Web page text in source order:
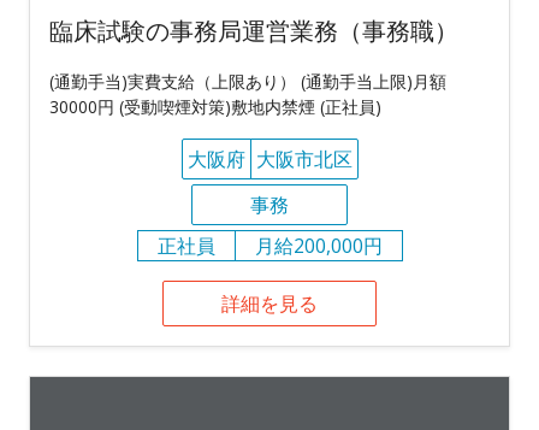
臨床試験の事務局運営業務（事務職）
(通勤手当)実費支給（上限あり） (通勤手当上限)月額
30000円 (受動喫煙対策)敷地内禁煙 (正社員)
大阪府 大阪市北区
事務
正社員
月給200,000円
詳細を見る